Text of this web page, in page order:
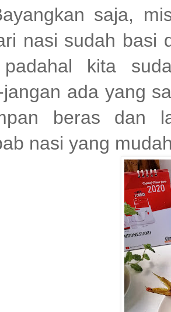
saja,
nasi sudah basi
kita
jangan ada yang
beras dan
nasi yang